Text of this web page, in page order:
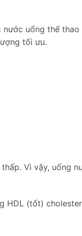
uống thể
tối ưu.
Vì vậy, uống
HDL (tốt)